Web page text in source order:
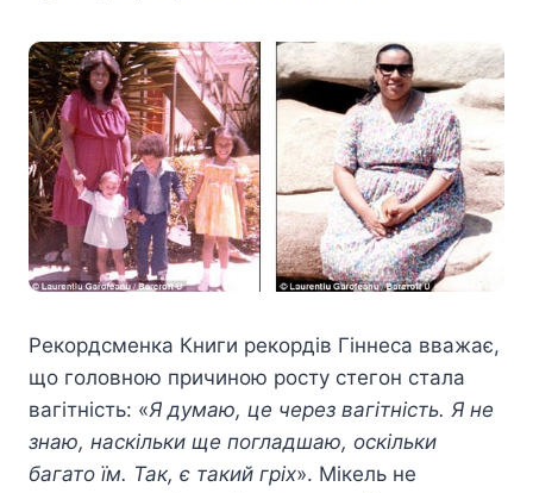
Рекордсменка Книги рекордів Гіннеса вважає,
що головною причиною росту стегон стала
вагітність: «Я думаю, це через вагітність. Я не
знаю, наскільки ще погладшаю, оскільки
багато їм. Так, є такий гріх». Мікель не